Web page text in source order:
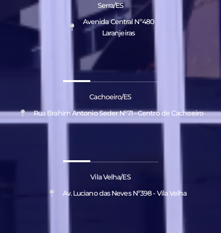
Serra/ES
Avenida Central Nº480
Laranjeiras
Cachoeiro/ES
Rua Brahim Antonio Seder Nº71 - Centro de Cachoeiro
Vila Velha/ES
Av. Luciano das Neves Nº398 - Vila Velha